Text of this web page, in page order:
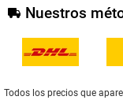
Nuestros
Todos los precios que